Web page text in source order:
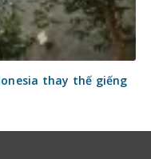
thay thế giếng